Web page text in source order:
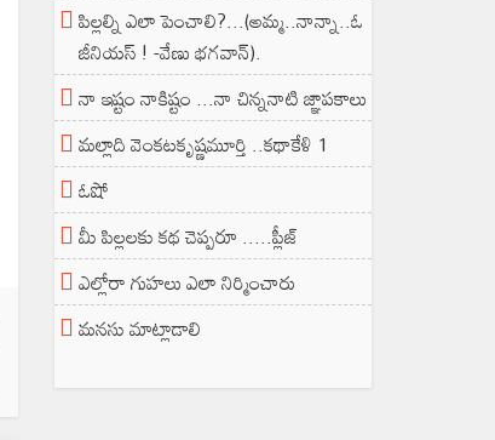
పిల్లల్ని ఎలా పెంచాలి?...(అమ్మ..నాన్నా..ఓ
జీనియస్ ! -వేణు భగవాన్).
నా ఇష్టం నాకిష్టం ...నా చిన్ననాటి జ్ఞాపకాలు
మల్లాది వెంకటకృష్ణమూర్తి ..కథాకేళి 1
ఓషో
మీ పిల్లలకు కథ చెప్పరూ .....ప్లీజ్
ఎల్లోరా గుహలు ఎలా నిర్మించారు
మనసు మాట్లాడాలి